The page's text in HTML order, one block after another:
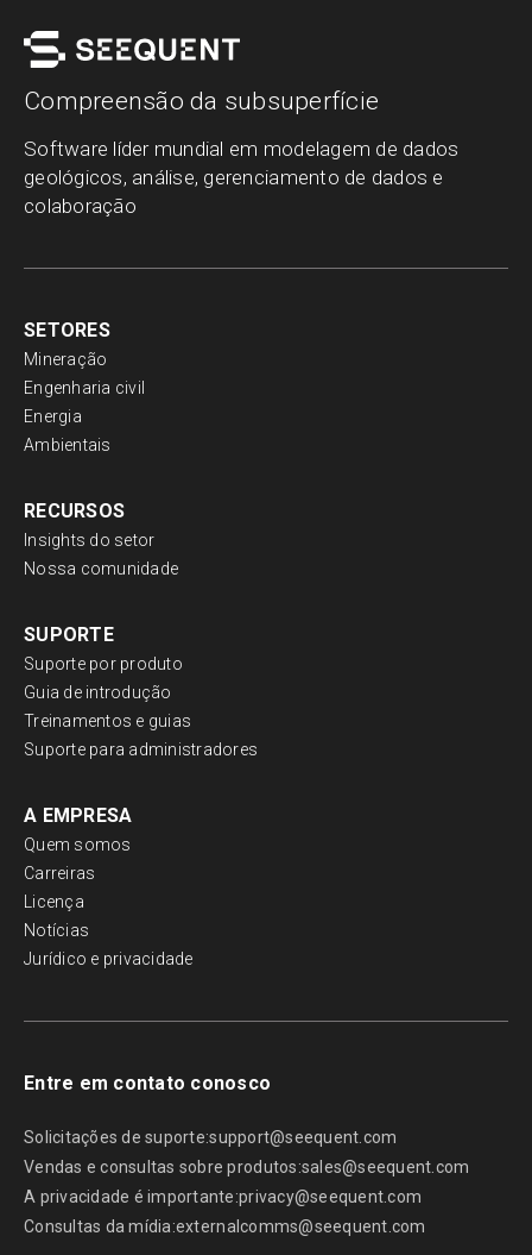
Compreensão da subsuperfície
Software líder mundial em modelagem de dados
geológicos, análise, gerenciamento de dados e
colaboração
SETORES
Mineração
Engenharia civil
Energia
Ambientais
RECURSOS
Insights do setor
Nossa comunidade
SUPORTE
Suporte por produto
Guia de introdução
Treinamentos e guias
Suporte para administradores
A EMPRESA
Quem somos
Carreiras
Licença
Notícias
Jurídico e privacidade
Entre em contato conosco
Solicitações de suporte:support@seequent.com
Vendas e consultas sobre produtos:sales@seequent.com
A privacidade é importante:privacy@seequent.com
Consultas da mídia:externalcomms@seequent.com